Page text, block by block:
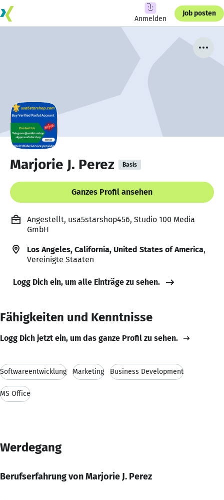
Anmelden
Job posten
Marjorie J. Perez Basis
Ganzes Profil ansehen
Angestellt, usa5starshop456, Studio 100 Media
GmbH
Los Angeles, California, United States of America,
Vereinigte Staaten
Logg Dich ein, um alle Einträge zu sehen.
Fähigkeiten und Kenntnisse
Logg Dich jetzt ein, um das ganze Profil zu sehen.
Softwareentwicklung Marketing Business Development
MS Office
Werdegang
Berufserfahrung von Marjorie J. Perez